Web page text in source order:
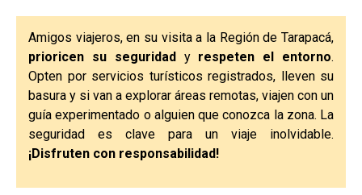
Amigos viajeros, en su visita a la Región de Tarapacá,
prioricen su seguridad y respeten el entorno.
Opten por servicios turísticos registrados, lleven su
basura y si van a explorar áreas remotas, viajen con un
guía experimentado o alguien que conozca la zona. La
seguridad es clave para un viaje inolvidable.
¡Disfruten con responsabilidad!